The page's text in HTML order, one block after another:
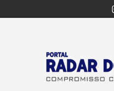
to